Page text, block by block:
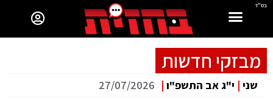
בס"ד
מבזקי חדשות
שני | י"ג אב התשפ"ו |
27/07/2026